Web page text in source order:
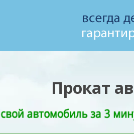
Прокат